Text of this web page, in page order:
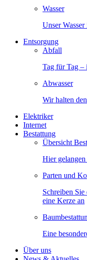
Wasser
Unser
Entsorgung
Abfall
Tag für Tag –
Abwasser
Wir halten
Elektriker
Internet
Bestattung
Übersicht
Hier
Parten und
Schreiben
eine Kerze an
Eine
Über uns